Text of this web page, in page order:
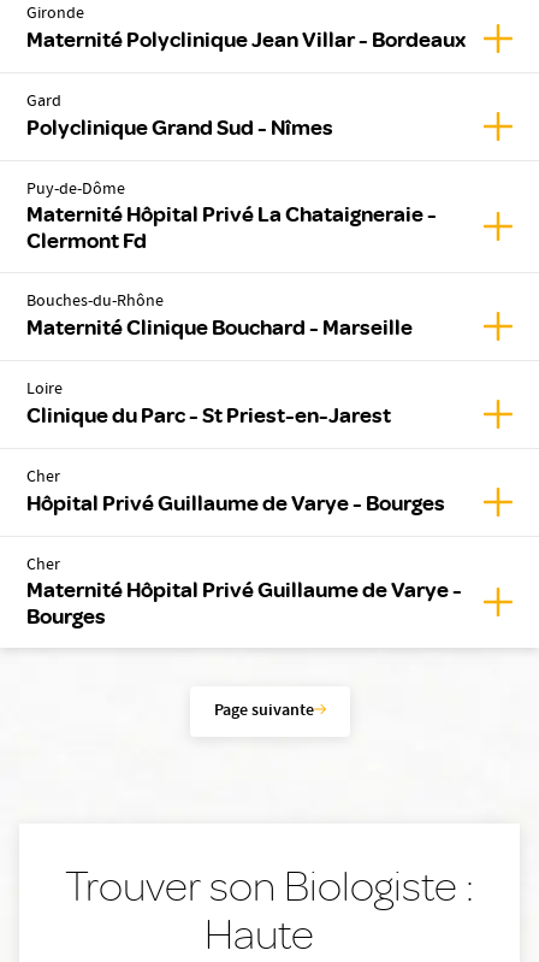
Gironde
Maternité Polyclinique Jean Villar - Bordeaux
Gard
Polyclinique Grand Sud - Nîmes
Puy-de-Dôme
Maternité Hôpital Privé La Chataigneraie -
Clermont Fd
Bouches-du-Rhône
Maternité Clinique Bouchard - Marseille
Loire
Clinique du Parc - St Priest-en-Jarest
Cher
Hôpital Privé Guillaume de Varye - Bourges
Cher
Maternité Hôpital Privé Guillaume de Varye -
Bourges
Page suivante
Trouver son Biologiste :
Haute